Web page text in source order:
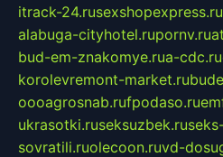
itrack-24.rusexshopexpress.ru
alabuga-cityhotel.rupornv.ru
bud-em-znakomye.rua-cdc.ru
korolevremont-market.ru
oooagrosnab.rufpodaso.ru
ukrasotki.ruseksuzbek.ru
sovratili.ruolecoon.ruvd-